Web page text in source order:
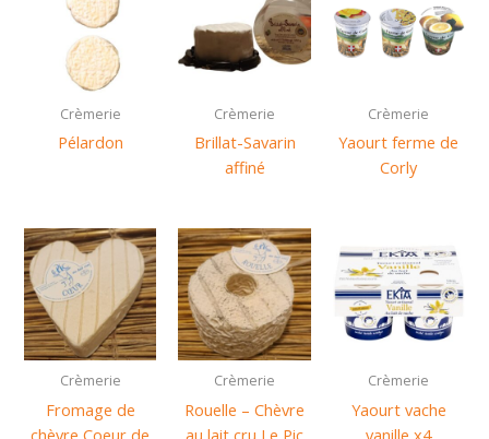
Crèmerie
Pélardon
Crèmerie
Brillat-Savarin
affiné
Crèmerie
Yaourt ferme de
Corly
Crèmerie
Fromage de
chèvre Coeur de
Crèmerie
Rouelle – Chèvre
au lait cru Le Pic
Crèmerie
Yaourt vache
vanille x4